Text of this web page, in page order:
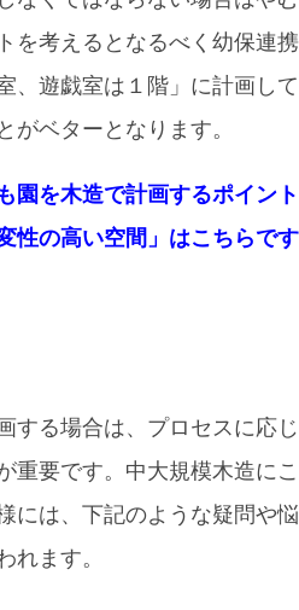
を考えるとなるべく幼保連
、遊戯室は１階」に計画し
がベターとなります。
園を木造で計画するポイン
性の高い空間」はこちらで
する場合は、プロセスに応
重要です。中大規模木造に
には、下記のような疑問や
れます。